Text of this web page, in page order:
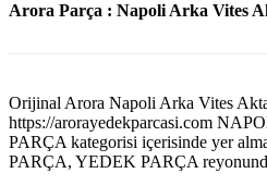
Arora Parça : Napoli Arka Vites
Orijinal Arora Napoli Arka Vites
https://arorayedekparcasi.com
PARÇA kategorisi içerisinde yer
PARÇA, YEDEK PARÇA reyonunda